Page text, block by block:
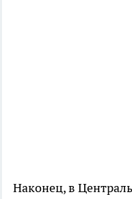
Наконец, в